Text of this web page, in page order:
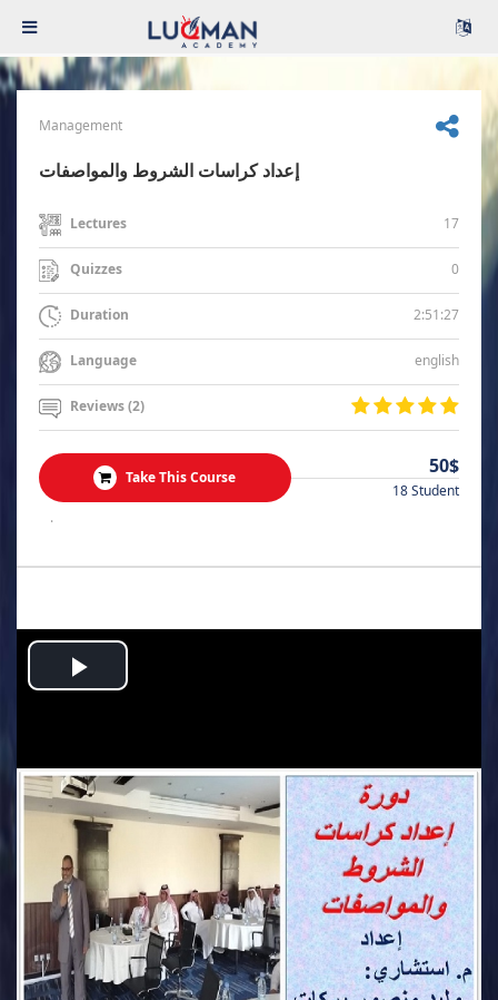
Management
إعداد كراسات الشروط والمواصفات
Lectures 17
Quizzes 0
Duration 2:51:27
Language english
Reviews (2)
Take This Course 50$
18 Student
.
Play